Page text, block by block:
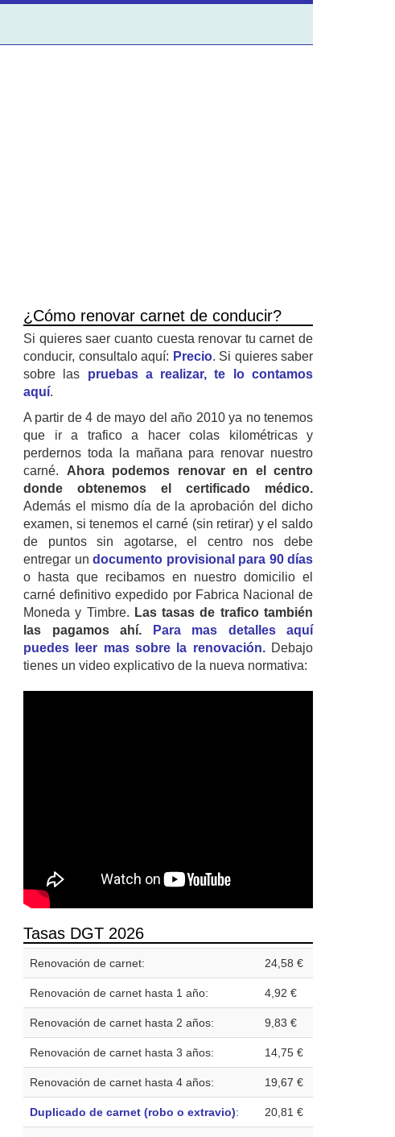
¿Cómo renovar carnet de conducir?
Si quieres saer cuanto cuesta renovar tu carnet de
conducir, consultalo aquí: Precio. Si quieres saber
sobre las pruebas a realizar, te lo contamos
aquí.
A partir de 4 de mayo del año 2010 ya no tenemos
que ir a trafico a hacer colas kilométricas y
perdernos toda la mañana para renovar nuestro
carné. Ahora podemos renovar en el centro
donde obtenemos el certificado médico.
Además el mismo día de la aprobación del dicho
examen, si tenemos el carné (sin retirar) y el saldo
de puntos sin agotarse, el centro nos debe
entregar un documento provisional para 90 días
o hasta que recibamos en nuestro domicilio el
carné definitivo expedido por Fabrica Nacional de
Moneda y Timbre. Las tasas de trafico también
las pagamos ahí.
Para mas detalles aquí
puedes leer mas sobre la renovación.Debajo
tienes un video explicativo de la nueva normativa:
Tasas DGT 2026
Renovación de carnet: 24,58 €
Renovación de carnet hasta 1 año: 4,92 €
Renovación de carnet hasta 2 años: 9,83 €
Renovación de carnet hasta 3 años: 14,75 €
Renovación de carnet hasta 4 años: 19,67 €
Duplicado de carnet (robo o extravio): 20,81 €